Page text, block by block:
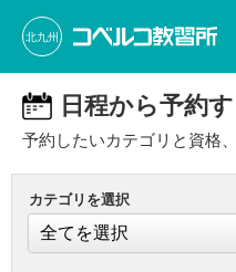
北九州
日程から予約
予約したいカテゴリと資格
カテゴリを選択